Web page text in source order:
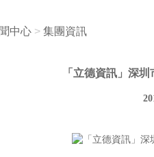
中心 > 集團資訊
「立德資訊」深